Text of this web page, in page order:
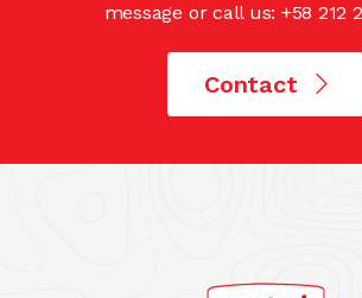
message or call us: +58 212
Contact